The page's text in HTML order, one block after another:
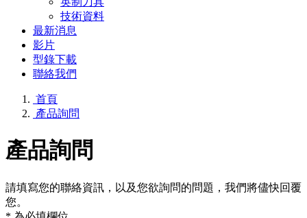
技術資料
最新消息
影片
型錄下載
聯絡我們
首頁
產品詢問
產品詢問
請填寫您的聯絡資訊，以及您欲詢問的問題，我們將儘快回覆
您。